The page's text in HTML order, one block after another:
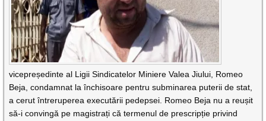
vicepreședinte al Ligii Sindicatelor Miniere Valea Jiului, Romeo
Beja, condamnat la închisoare pentru subminarea puterii de stat,
a cerut întreruperea executării pedepsei. Romeo Beja nu a reușit
să-i convingă pe magistrați că termenul de prescripție privind